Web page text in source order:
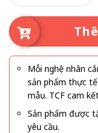
Mỗi nghệ nhân
sản phẩm thực tế
mẫu. TCF cam
Sản phẩm được
yêu cầu.